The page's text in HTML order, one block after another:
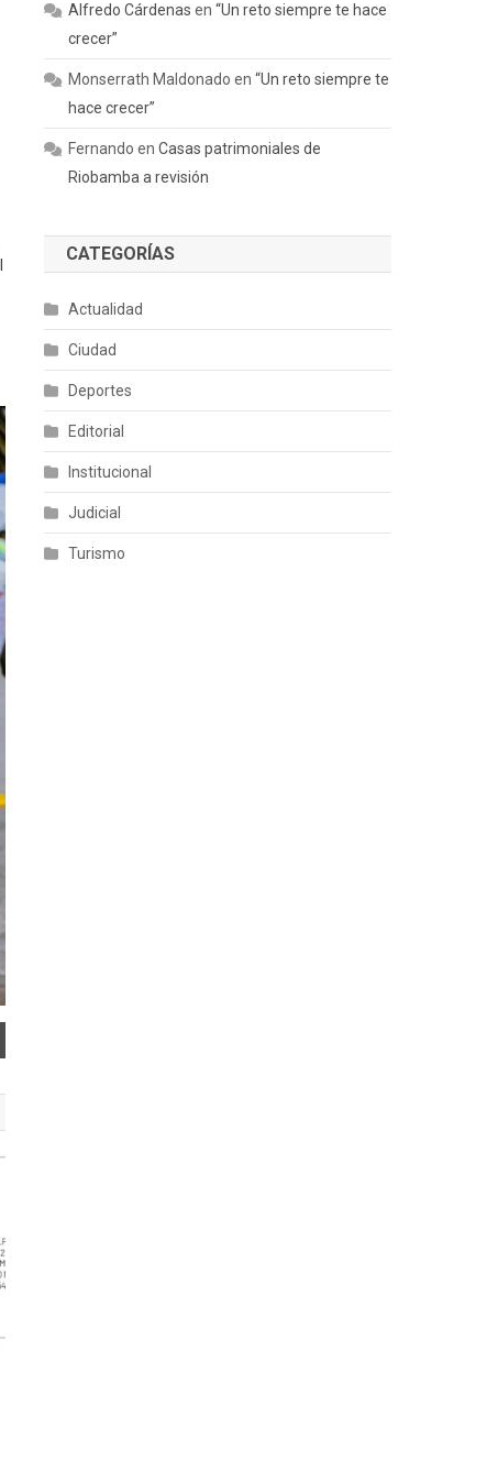
Alfredo Cárdenas en“Un reto siempre te hace
crecer”
Monserrath Maldonado en“Un reto siempre te
hace crecer”
Fernando enCasas patrimoniales de
Riobamba a revisión
CATEGORÍAS
Actualidad
Ciudad
Deportes
Editorial
Institucional
Judicial
Turismo